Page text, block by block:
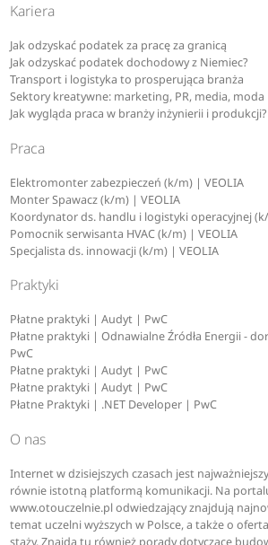
Kariera
Jak odzyskać podatek za pracę za granicą
Jak odzyskać podatek dochodowy z Niemiec?
Transport i logistyka to prosperująca branża
Sektory kreatywne: marketing, PR, media, moda
Jak wygląda praca w branży inżynierii i produkcji?
Praca
Elektromonter zabezpieczeń (k/m) | VEOLIA
Monter Spawacz (k/m) | VEOLIA
Koordynator ds. handlu i logistyki operacyjnej
Pomocnik serwisanta HVAC (k/m) | VEOLIA
Specjalista ds. innowacji (k/m) | VEOLIA
Praktyki
Płatne praktyki | Audyt | PwC
Płatne praktyki | Odnawialne Źródła Energii -
PwC
Płatne praktyki | Audyt | PwC
Płatne praktyki | Audyt | PwC
Płatne Praktyki | .NET Developer | PwC
O nas
Internet w dzisiejszych czasach jest
równie istotną platformą komunikacji. Na
www.otouczelnie.pl odwiedzający znajdują
temat uczelni wyższych w Polsce, a także o
staży. Znajdą tu również porady dotyczące